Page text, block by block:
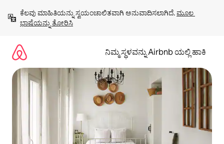
ಹೋಗಿ
ಕೆಲವು ಮಾಹಿತಿಯನ್ನು ಸ್ವಯಂಚಾಲಿತವಾಗಿ ಅನುವಾದಿಸಲಾಗಿದೆ. ಮೂಲ
ಭಾಷೆಯನ್ನು ತೋರಿಸಿ
ನಿಮ್ಮ ಸ್ಥಳವನ್ನು Airbnb ಯಲ್ಲಿ ಹಾಕಿ